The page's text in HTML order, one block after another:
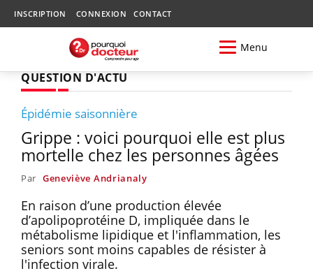
INSCRIPTION CONNEXION CONTACT
Menu
QUESTION D'ACTU
Épidémie saisonnière
Grippe : voici pourquoi elle est plus
mortelle chez les personnes âgées
Par Geneviève Andrianaly
En raison d’une production élevée
d’apolipoprotéine D, impliquée dans le
métabolisme lipidique et l'inflammation, les
seniors sont moins capables de résister à
l'infection virale.